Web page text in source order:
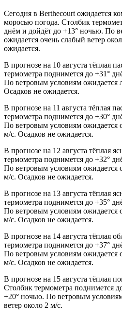
Сегодня в Berthecourt ожидается
моросью погода. Столбик
днём и дойдёт до +13° ночью. По
ожидается очень слабый ветер
ожидается.
В прогнозе на 10 августа тёплая
термометра поднимется до +31°
По ветровым условиям ожидается
Осадков не ожидается.
В прогнозе на 11 августа тёплая
термометра поднимется до +30°
По ветровым условиям ожидается
м/с. Осадков не ожидается.
В прогнозе на 12 августа тёплая
термометра поднимется до +32°
По ветровым условиям ожидается
м/с. Осадков не ожидается.
В прогнозе на 13 августа тёплая
термометра поднимется до +35°
По ветровым условиям ожидается
м/с. Осадков не ожидается.
В прогнозе на 14 августа тёплая
термометра поднимется до +37°
По ветровым условиям ожидается
м/с. Осадков не ожидается.
В прогнозе на 15 августа тёплая
Столбик термометра поднимется
+20° ночью. По ветровым
ветер около 2 м/с.